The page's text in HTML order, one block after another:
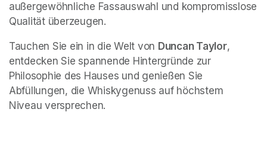
außergewöhnliche Fassauswahl und kompromisslose
Qualität überzeugen.
Tauchen Sie ein in die Welt von Duncan Taylor,
entdecken Sie spannende Hintergründe zur
Philosophie des Hauses und genießen Sie
Abfüllungen, die Whiskygenuss auf höchstem
Niveau versprechen.